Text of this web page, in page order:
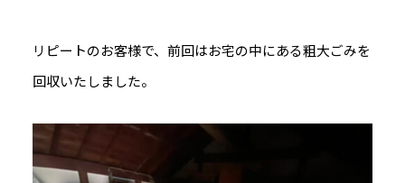
リピートのお客様で、前回はお宅の中にある粗大ごみを
回収いたしました。